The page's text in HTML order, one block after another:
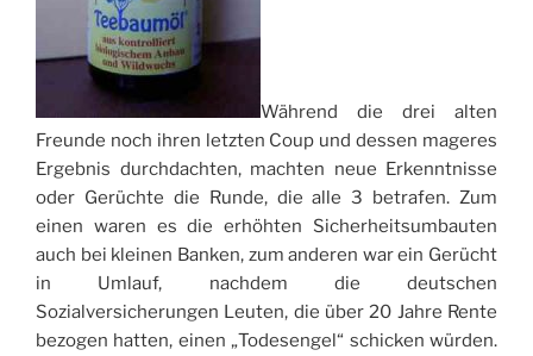
Während die drei alten
Freunde noch ihren letzten Coup und dessen mageres
Ergebnis durchdachten, machten neue Erkenntnisse
oder Gerüchte die Runde, die alle 3 betrafen. Zum
einen waren es die erhöhten Sicherheitsumbauten
auch bei kleinen Banken, zum anderen war ein Gerücht
in Umlauf, nachdem die deutschen
Sozialversicherungen Leuten, die über 20 Jahre Rente
bezogen hatten, einen „Todesengel“ schicken würden.